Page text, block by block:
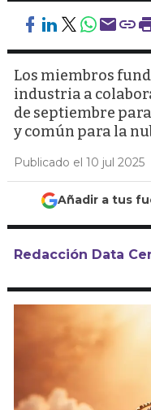
Los miembros
industria a
de septiembre
y común para la
Publicado el 10 jul 2025
Añadir a tus
Redacción Data